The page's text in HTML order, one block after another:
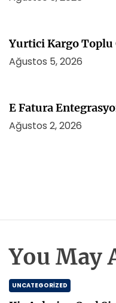
Yurtici Kargo
Ağustos 5, 2026
E Fatura
Ağustos 2, 2026
You May
UNCATEGORIZED